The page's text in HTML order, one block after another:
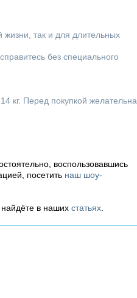
жизни, так и для длительных
без специального
кг. Перед покупкой желательна
воспользовавшись
посетить наш шоу-
в наших статьях